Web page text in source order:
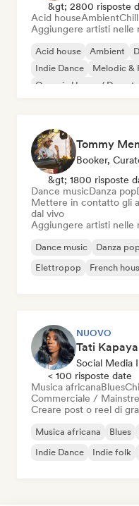
&gt; 2800 risposte
Acid houseAmbient
Aggiungere artisti nelle
Acid house Ambient
Indie Dance
Melodic &
Organic House /
Tommy
Booker,
&gt; 1800 risposte
Dance musicDanza pop
Mettere in contatto gli
dal vivo
Aggiungere artisti nelle
Dance music Danza pop
Elettropop
French
NUOVO
Tati Kapaya
Social Media
< 100 risposte date
Musica africanaBlues
Commerciale /
Creare post o reel di
Musica africana Blues
Indie Dance
Indie folk